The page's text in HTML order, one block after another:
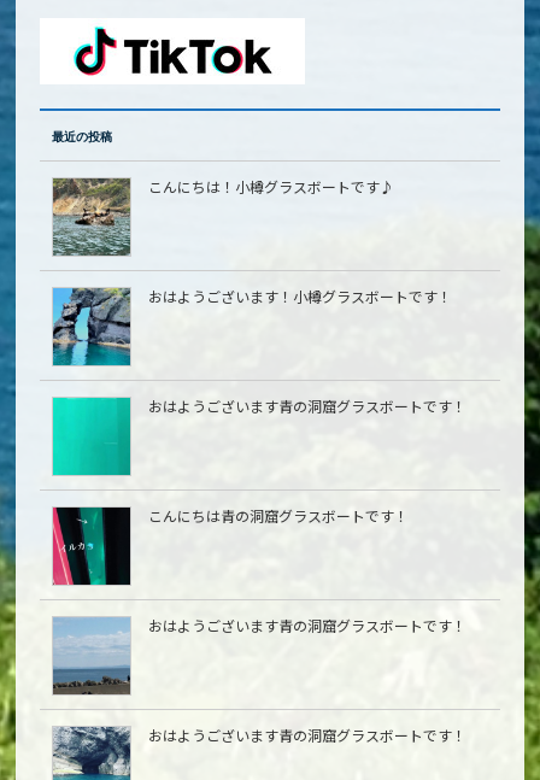
最近の投稿
こんにちは！小樽グラスボートです♪
おはようございます！小樽グラスボートです！
おはようございます青の洞窟グラスボートです！
こんにちは青の洞窟グラスボートです！
おはようございます青の洞窟グラスボートです！
おはようございます青の洞窟グラスボートです！